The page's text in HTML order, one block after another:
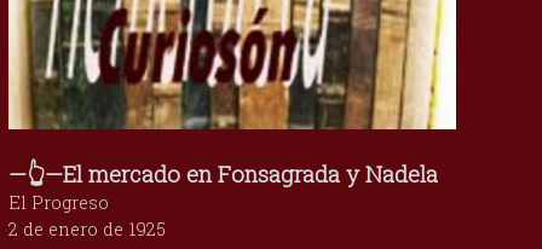
—👆—El mercado en Fonsagrada y Nadela
El Progreso
2 de enero de 1925